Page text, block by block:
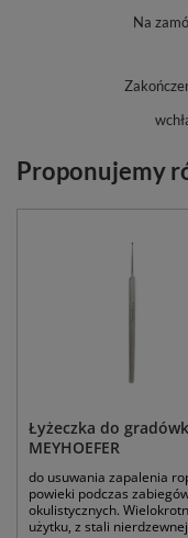
Na
Proponujemy
Łyżeczka do
MEYHOEFER
do usuwania zapalenia
powieki podczas
okulistycznych.
użytku, z stali